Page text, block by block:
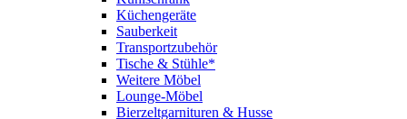
Küchengeräte
Sauberkeit
Transportzubehör
Tische & Stühle*
Weitere Möbel
Lounge-Möbel
Bierzeltgarnituren & Husse